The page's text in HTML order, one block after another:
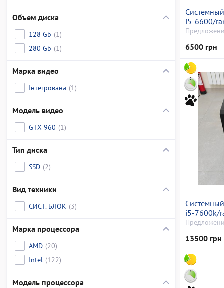
Объем диска
128 Gb (1)
280 Gb (1)
Марка видео
Інтегрована (1)
Модель видео
GTX 960 (1)
Тип диска
SSD (2)
Вид техники
СИСТ. БЛОК (3)
Марка процессора
AMD (20)
Intel (122)
Модель процессора
i5-6600/
6500 грн
i5-7600k/
gb/ssd
13500 грн